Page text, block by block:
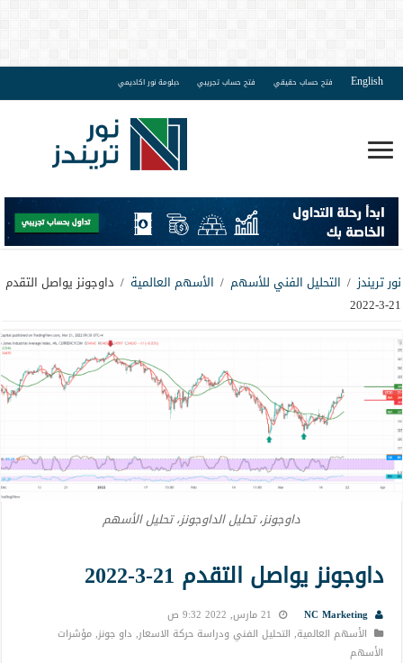
English فتح حساب حقيقي فتح حساب تجريبي دبلومة نور اكاديمي
نور تريندز / التحليل الفني للأسهم / الأسهم العالمية / داوجونز يواصل التقدم
21-3-2022
داوجونز، تحليل الداوجونز، تحليل الأسهم
داوجونز يواصل التقدم 21-3-2022
NC Marketing
21 مارس, 2022 9:32 ص
الأسهم العالمية, التحليل الفني ودراسة حركة الاسعار, داو جونز,مؤشرات
الأسهم